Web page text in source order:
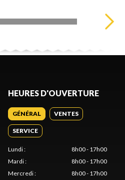
HEURES D'OUVERTURE
GÉNÉRAL VENTES
SERVICE
Lundi:
8h00 - 17h00
Mardi:
8h00 - 17h00
Mercredi: 8h00 - 17h00